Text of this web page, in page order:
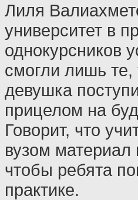
Лиля
университет в
однокурсников
смогли лишь те,
девушка
прицелом на
Говорит, что
вузом материал
чтобы ребята
практике.